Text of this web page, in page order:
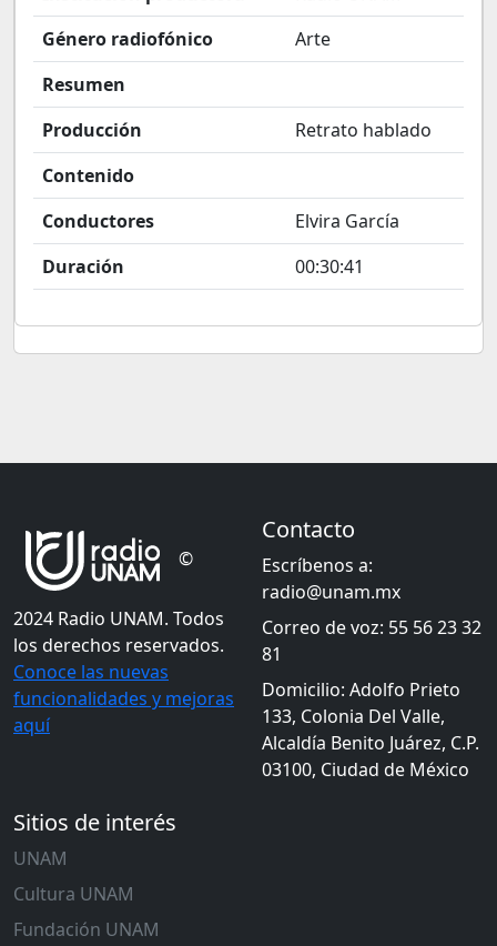
Género radiofónico
Arte
Resumen
Producción
Retrato hablado
Contenido
Conductores
Elvira García
Duración
00:30:41
©
2024 Radio UNAM. Todos
los derechos reservados.
Conoce las nuevas
funcionalidades y mejoras
aquí
Contacto
Escríbenos a:
radio@unam.mx
Correo de voz: 55 56 23 32
81
Domicilio: Adolfo Prieto
133, Colonia Del Valle,
Alcaldía Benito Juárez, C.P.
03100, Ciudad de México
Sitios de interés
UNAM
Cultura UNAM
Fundación UNAM